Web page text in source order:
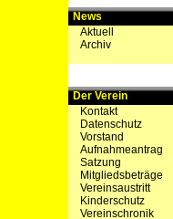
News
Aktuell
Archiv
Der Verein
Kontakt
Datenschutz
Vorstand
Aufnahmeantrag
Satzung
Mitgliedsbeträge
Vereinsaustritt
Kinderschutz
Vereinschronik